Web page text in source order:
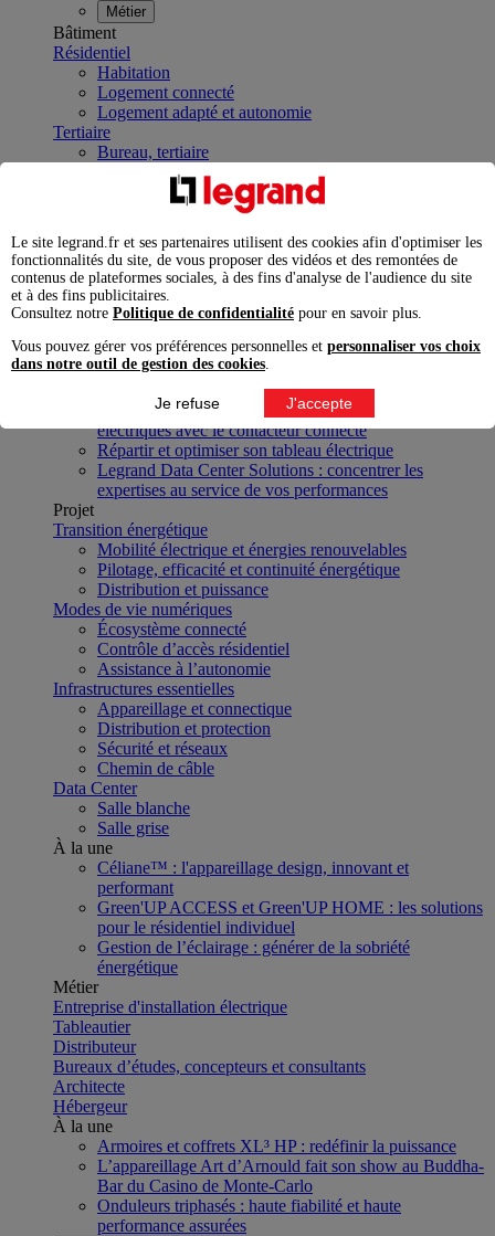
Métier
Bâtiment
Résidentiel
Habitation
Logement connecté
Logement adapté et autonomie
Tertiaire
Bureau, tertiaire
Tertiaire de proximité
Commerce et sport
Public et santé
Bâtiment public
Établissement de santé
Infrastructures et industries
Industrie
Infrastructures
Contrôler et planifier le fonctionnement des appareils
électriques avec le contacteur connecté
Répartir et optimiser son tableau électrique
Legrand Data Center Solutions : concentrer les
expertises au service de vos performances
Projet
Transition énergétique
Mobilité électrique et énergies renouvelables
Pilotage, efficacité et continuité énergétique
Distribution et puissance
Modes de vie numériques
Écosystème connecté
Contrôle d’accès résidentiel
Assistance à l’autonomie
Infrastructures essentielles
Appareillage et connectique
Distribution et protection
Sécurité et réseaux
Chemin de câble
Data Center
Salle blanche
Salle grise
À la une
Céliane™ : l'appareillage design, innovant et
performant
Green'UP ACCESS et Green'UP HOME : les solutions
pour le résidentiel individuel
Gestion de l’éclairage : générer de la sobriété
énergétique
Métier
Entreprise d'installation électrique
Tableautier
Distributeur
Bureaux d’études, concepteurs et consultants
Architecte
Hébergeur
À la une
Armoires et coffrets XL³ HP : redéfinir la puissance
L’appareillage Art d’Arnould fait son show au Buddha-
Bar du Casino de Monte-Carlo
Onduleurs triphasés : haute fiabilité et haute
performance assurées
Le site legrand.fr et ses partenaires utilisent des cookies afin d'optimiser les
fonctionnalités du site, de vous proposer des vidéos et des remontées de
contenus de plateformes sociales, à des fins d'analyse de l'audience du site
et à des fins publicitaires.
Consultez notre Politique de confidentialité pour en savoir plus.
Vous pouvez gérer vos préférences personnelles et personnaliser vos choix
dans notre outil de gestion des cookies.
Je refuse J'accepte